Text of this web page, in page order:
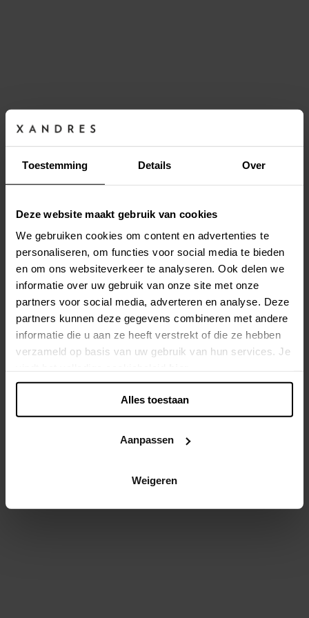
Toestemming Details Over
Deze website maakt gebruik van cookies
We gebruiken cookies om content en advertenties te
personaliseren, om functies voor social media te bieden
en om ons websiteverkeer te analyseren. Ook delen we
informatie over uw gebruik van onze site met onze
partners voor social media, adverteren en analyse. Deze
partners kunnen deze gegevens combineren met andere
informatie die u aan ze heeft verstrekt of die ze hebben
verzameld op basis van uw gebruik van hun services. Je
Alles toestaan
Aanpassen
Weigeren
Site is under maintenance, we will be back very
soon!